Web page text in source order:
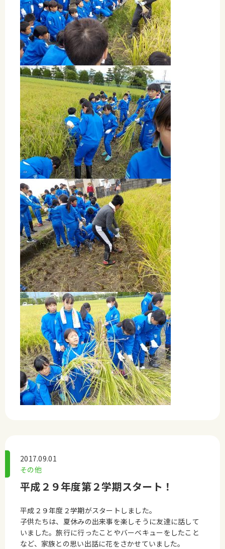
2017.09.01
その他
平成２９年度第２学期スタート！
平成２９年度２学期がスタートしました。
子供たちは、夏休みの出来事を楽しそうに友達に話して
いました。旅行に行ったことやバーベキューをしたこと
など、家族との思い出話に花をさかせていました。